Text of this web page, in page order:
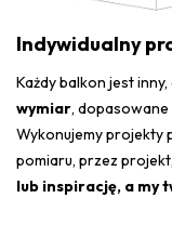
Indywidualny
Każdy balkon jest
wymiar,
Wykonujemy projekty
pomiaru, przez
lub inspirację, a my